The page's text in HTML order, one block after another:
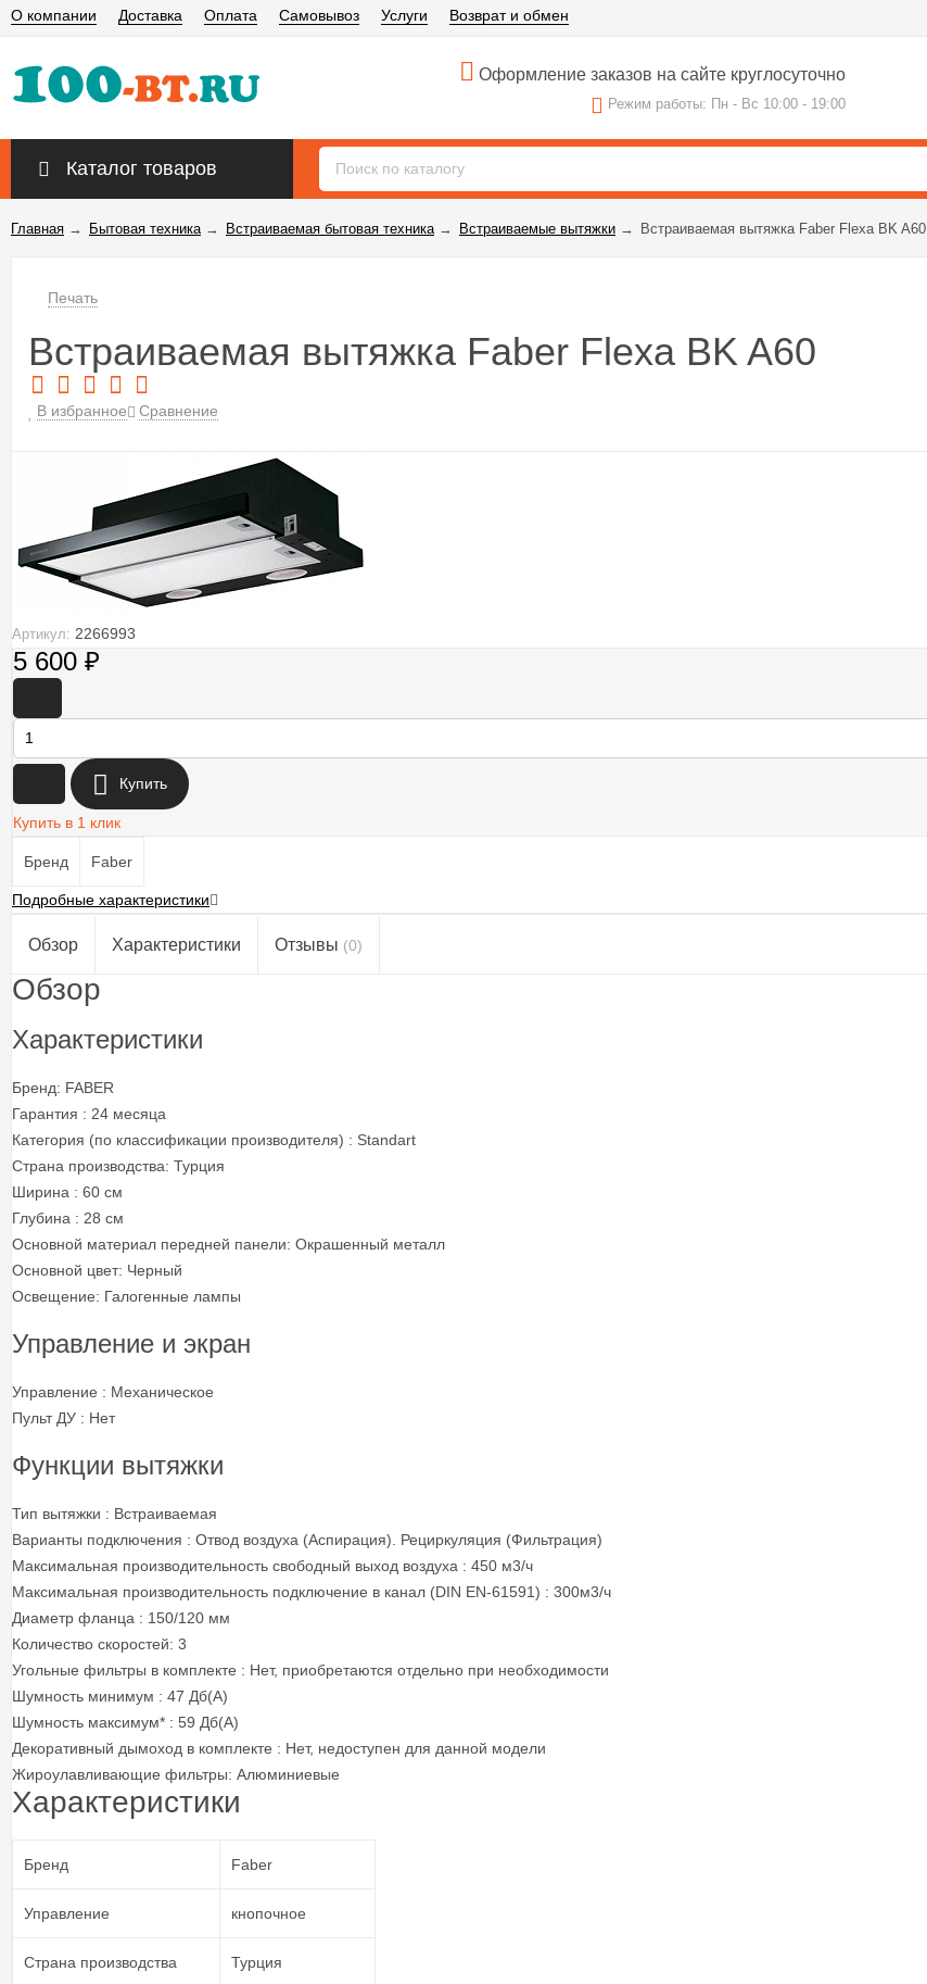
О компании Доставка Оплата Самовывоз Услуги Возврат и обмен
Оформление заказов на сайте круглосуточно
Режим работы: Пн - Вс 10:00 - 19:00
Каталог товаров
Главная → Бытовая техника→ Встраиваемая бытовая техника→ Встраиваемые вытяжки → Встраиваемая вытяжка Faber Flexa BK A60
Печать
Встраиваемая вытяжка Faber Flexa BK A60
В избранное Сравнение
Артикул: 2266993
5 600 ₽
Купить
Купить в 1 клик
Бренд Faber
Подробные характеристики
Обзор Характеристики Отзывы (0)
Обзор
Характеристики
Бренд: FABER
Гарантия : 24 месяца
Категория (по классификации производителя) : Standart
Страна производства: Турция
Ширина : 60 см
Глубина : 28 см
Основной материал передней панели: Окрашенный металл
Основной цвет: Черный
Освещение: Галогенные лампы
Управление и экран
Управление : Механическое
Пульт ДУ : Нет
Функции вытяжки
Тип вытяжки : Встраиваемая
Варианты подключения : Отвод воздуха (Аспирация). Рециркуляция (Фильтрация)
Максимальная производительность свободный выход воздуха : 450 м3/ч
Максимальная производительность подключение в канал (DIN EN-61591) : 300м3/ч
Диаметр фланца : 150/120 мм
Количество скоростей: 3
Угольные фильтры в комплекте : Нет, приобретаются отдельно при необходимости
Шумность минимум : 47 Дб(А)
Шумность максимум* : 59 Дб(А)
Декоративный дымоход в комплекте : Нет, недоступен для данной модели
Жироулавливающие фильтры: Алюминиевые
Характеристики
Бренд Faber
Управление кнопочное
Страна производства Турция